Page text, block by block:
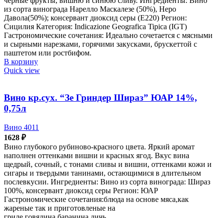
из сорта винограда Нарелло Маскалезе (50%), Неро
Давола(50%); консервант диоксид серы (Е220) Регион:
Сицилия Категория: Indicazione Geografica Tipica (IGT)
Гастрономические сочетания: Идеально сочетается с мясными
и сырными нарезками, горячими закусками, брускеттой с
паштетом или ростбифом.
В корзину
Quick view
Вино кр.сух. “Зе Гриндер Шираз” ЮАР 14%,
0,75л
Вино 4011
1628 ₽
Вино глубокого рубиново-красного цвета. Яркий аромат
наполнен оттенками вишни и красных ягод. Вкус вина
щедрый, сочный, с тонами сливы и вишни, оттенками кожи и
сигары и твердыми танинами, остающимися в длительном
послевкусии. Ингредиенты: Вино из сорта винограда: Шираз
100%, консервант диоксид серы Регион: ЮАР
Гастрономические сочетания:блюда на основе мяса,как
жареные так и приготовленые на